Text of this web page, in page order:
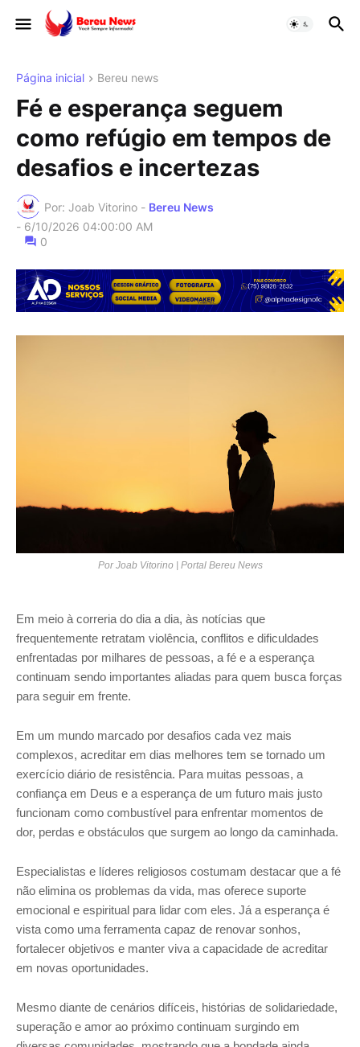
Página inicial Bereu news
Fé e esperança seguem
como refúgio em tempos de
desafios e incertezas
Por: Joab Vitorino - Bereu News
- 6/10/2026 04:00:00 AM
0
Por Joab Vitorino | Portal Bereu News
Em meio à correria do dia a dia, às notícias que
frequentemente retratam violência, conflitos e dificuldades
enfrentadas por milhares de pessoas, a fé e a esperança
continuam sendo importantes aliadas para quem busca forças
para seguir em frente.
Em um mundo marcado por desafios cada vez mais
complexos, acreditar em dias melhores tem se tornado um
exercício diário de resistência. Para muitas pessoas, a
confiança em Deus e a esperança de um futuro mais justo
funcionam como combustível para enfrentar momentos de
dor, perdas e obstáculos que surgem ao longo da caminhada.
Especialistas e líderes religiosos costumam destacar que a fé
não elimina os problemas da vida, mas oferece suporte
emocional e espiritual para lidar com eles. Já a esperança é
vista como uma ferramenta capaz de renovar sonhos,
fortalecer objetivos e manter viva a capacidade de acreditar
em novas oportunidades.
Mesmo diante de cenários difíceis, histórias de solidariedade,
superação e amor ao próximo continuam surgindo em